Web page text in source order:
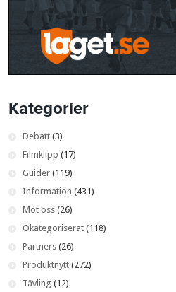
Kategorier
Debatt (3)
Filmklipp (17)
Guider (119)
Information (431)
Möt oss (26)
Okategoriserat (118)
Partners (26)
Produktnytt (272)
Tävling (12)